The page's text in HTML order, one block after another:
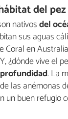
del
nativosdel
sus aguas
Coral en
¿dónde vive el
. La
las anémonas
un buen refugio